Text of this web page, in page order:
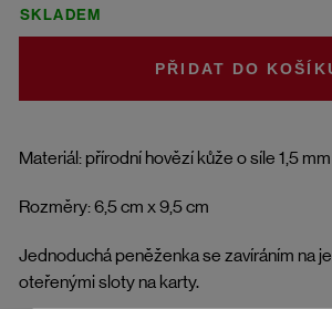
Materiál: přírodní hovězí kůže o síle 1,5 mm
Rozměry: 6,5 cm x 9,5 cm
Jednoduchá peněženka se zavíráním na
oteřenými sloty na karty.
SKLADEM
DO